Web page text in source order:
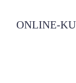
ONLINE-